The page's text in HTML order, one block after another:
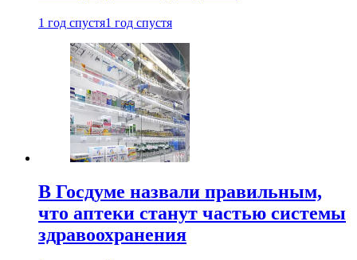
1 год спустя1 год спустя
В Госдуме назвали правильным,
что аптеки станут частью системы
здравоохранения